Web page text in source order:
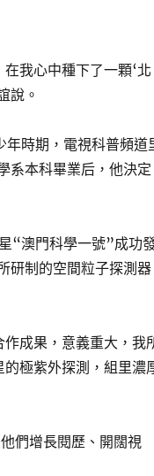
我心中種下了一顆‘北
說。
時期，電視科普頻道
系本科畢業后，他決定
“澳門科學一號”成功
研制的空間粒子探測器
成果，意義重大，我
極紫外探測，組里濃
們增長閱歷、開闊視